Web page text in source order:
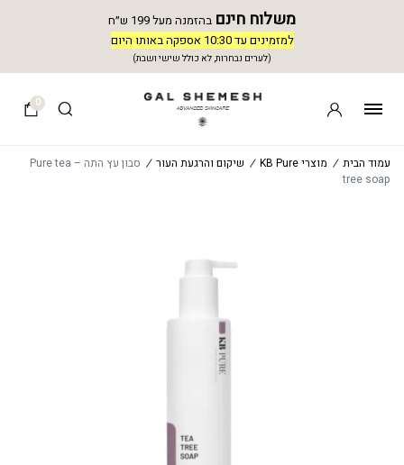
משלוח חינם בהזמנה מעל 199 ש״ח
למזמינים עד 10:30 אספקה באותו היום
(לערים נבחרות, לא כולל שישי ושבת)
0
עמוד הבית / מוצרי KB Pure / שיקום והרגעת העור /
סבון עץ התה – Pure tea
tree soap